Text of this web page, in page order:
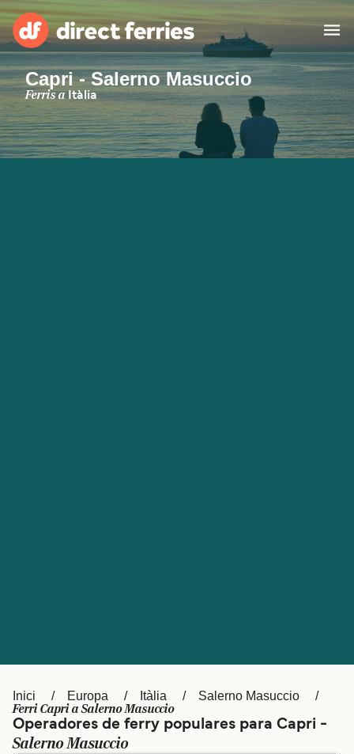
Països
Bitllets de Ferry
Ελλάδα Belgique (FR)
Polska Deutschland
Schweiz (DE) Norge
Capri - Salerno Masuccio
Ferris aItàlia
Inici Europa Itàlia Salerno Masuccio
Ferri Capri a Salerno Masuccio
Operadores de ferry populares para Capri -
Salerno Masuccio